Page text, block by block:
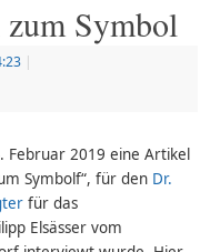
Symbol
|
Februar 2019 eine Artikel
Symbolf“, für den Dr.
für das
Elsässer vom